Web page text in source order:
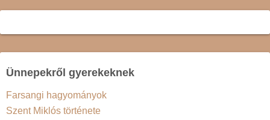
Ünnepekről gyerekeknek
Farsangi hagyományok
Szent Miklós története